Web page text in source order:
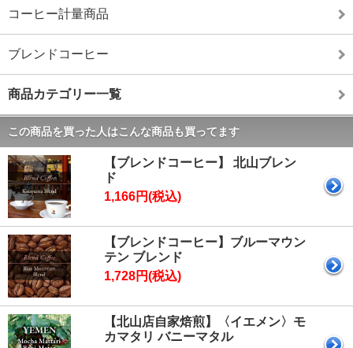
コーヒー計量商品
ブレンドコーヒー
商品カテゴリー一覧
この商品を買った人はこんな商品も買ってます
【ブレンドコーヒー】 北山ブレン
ド
1,166円(税込)
【ブレンドコーヒー】ブルーマウン
テン ブレンド
1,728円(税込)
【北山店自家焙煎】〈イエメン〉モ
カマタリ バニーマタル